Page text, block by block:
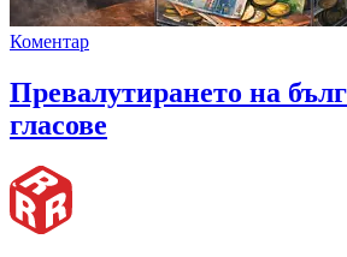
Коментар
Превалутирането на
гласове